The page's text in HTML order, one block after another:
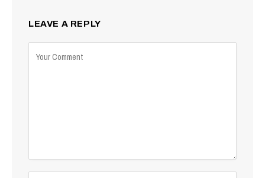
LEAVE A REPLY